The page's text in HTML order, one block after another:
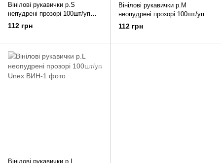
Вінілові рукавички р.S
непудрені прозорі 100шт/уп
Unex
112 грн
Вінілові рукавички р.М
неопудрені прозорі 100шт/уп
Unex
112 грн
Вінілові рукавички р.L